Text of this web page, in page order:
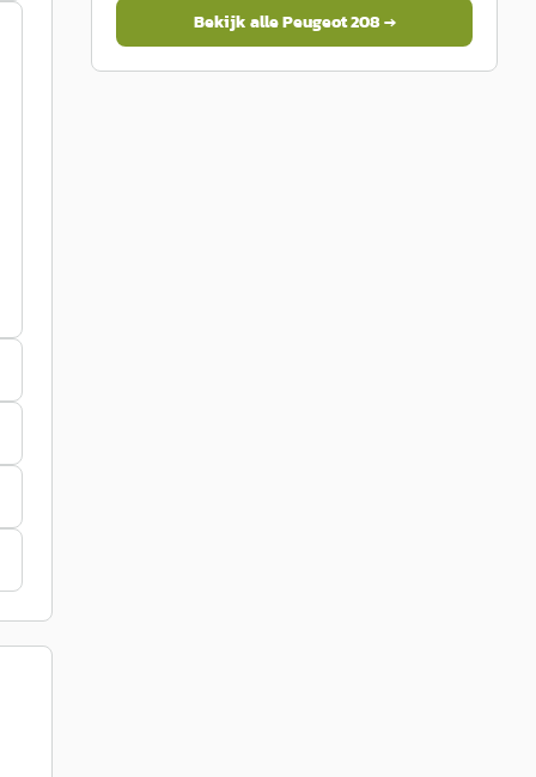
Bekijk allePeugeot208→